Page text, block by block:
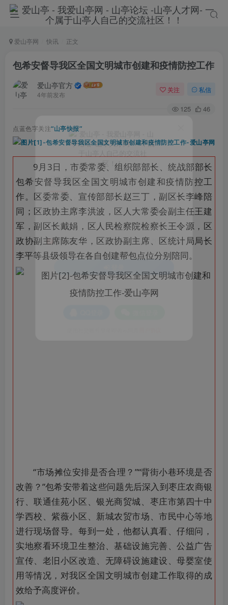
爱山亭网 快讯 正文
包希安督导我区全国文明城市创建和疫情防控工作
爱山亭官方
4年前发布
关注 私信
125 46
点蓝色字关注“山亭快报”
9月3日，市委常委、组织部部长、统战部部长
包希安督导我区全国文明城市创建和疫情防控工
作。区委常委、宣传部部长赵三丁，副区长李峰陪
同；区政协主席李洪波，区人大常委会副主任王建
军，副区长戴娟，区人民检察院检察长王令源，区
政协副主席陈友华，区政协副主席、区统计局局长
李平等县级领导在各自创建帮包点位分别陪同。
“市场摊位安排是否合理？”“背街小巷环境是否
改善？”包希安带着这些问题先后深入到枣庄农商银
行、联通佳苑小区、银光商贸城、枣庄市第四十中
学西校、紫薇小区、新城农贸市场、市民中心等地
进行现场督导。每到一处，他都认真看、仔细问，
实地察看环境卫生整治、基础设施完善、公益广告
宣传、老旧小区改造、无障碍设施建设、母婴室使
用等情况，对我区全国文明城市创建工作取得的成
效给予高度评价。
登录
没有账号？立即注册
手机号
记住登录 账号密码登录
登录
社交账号登录